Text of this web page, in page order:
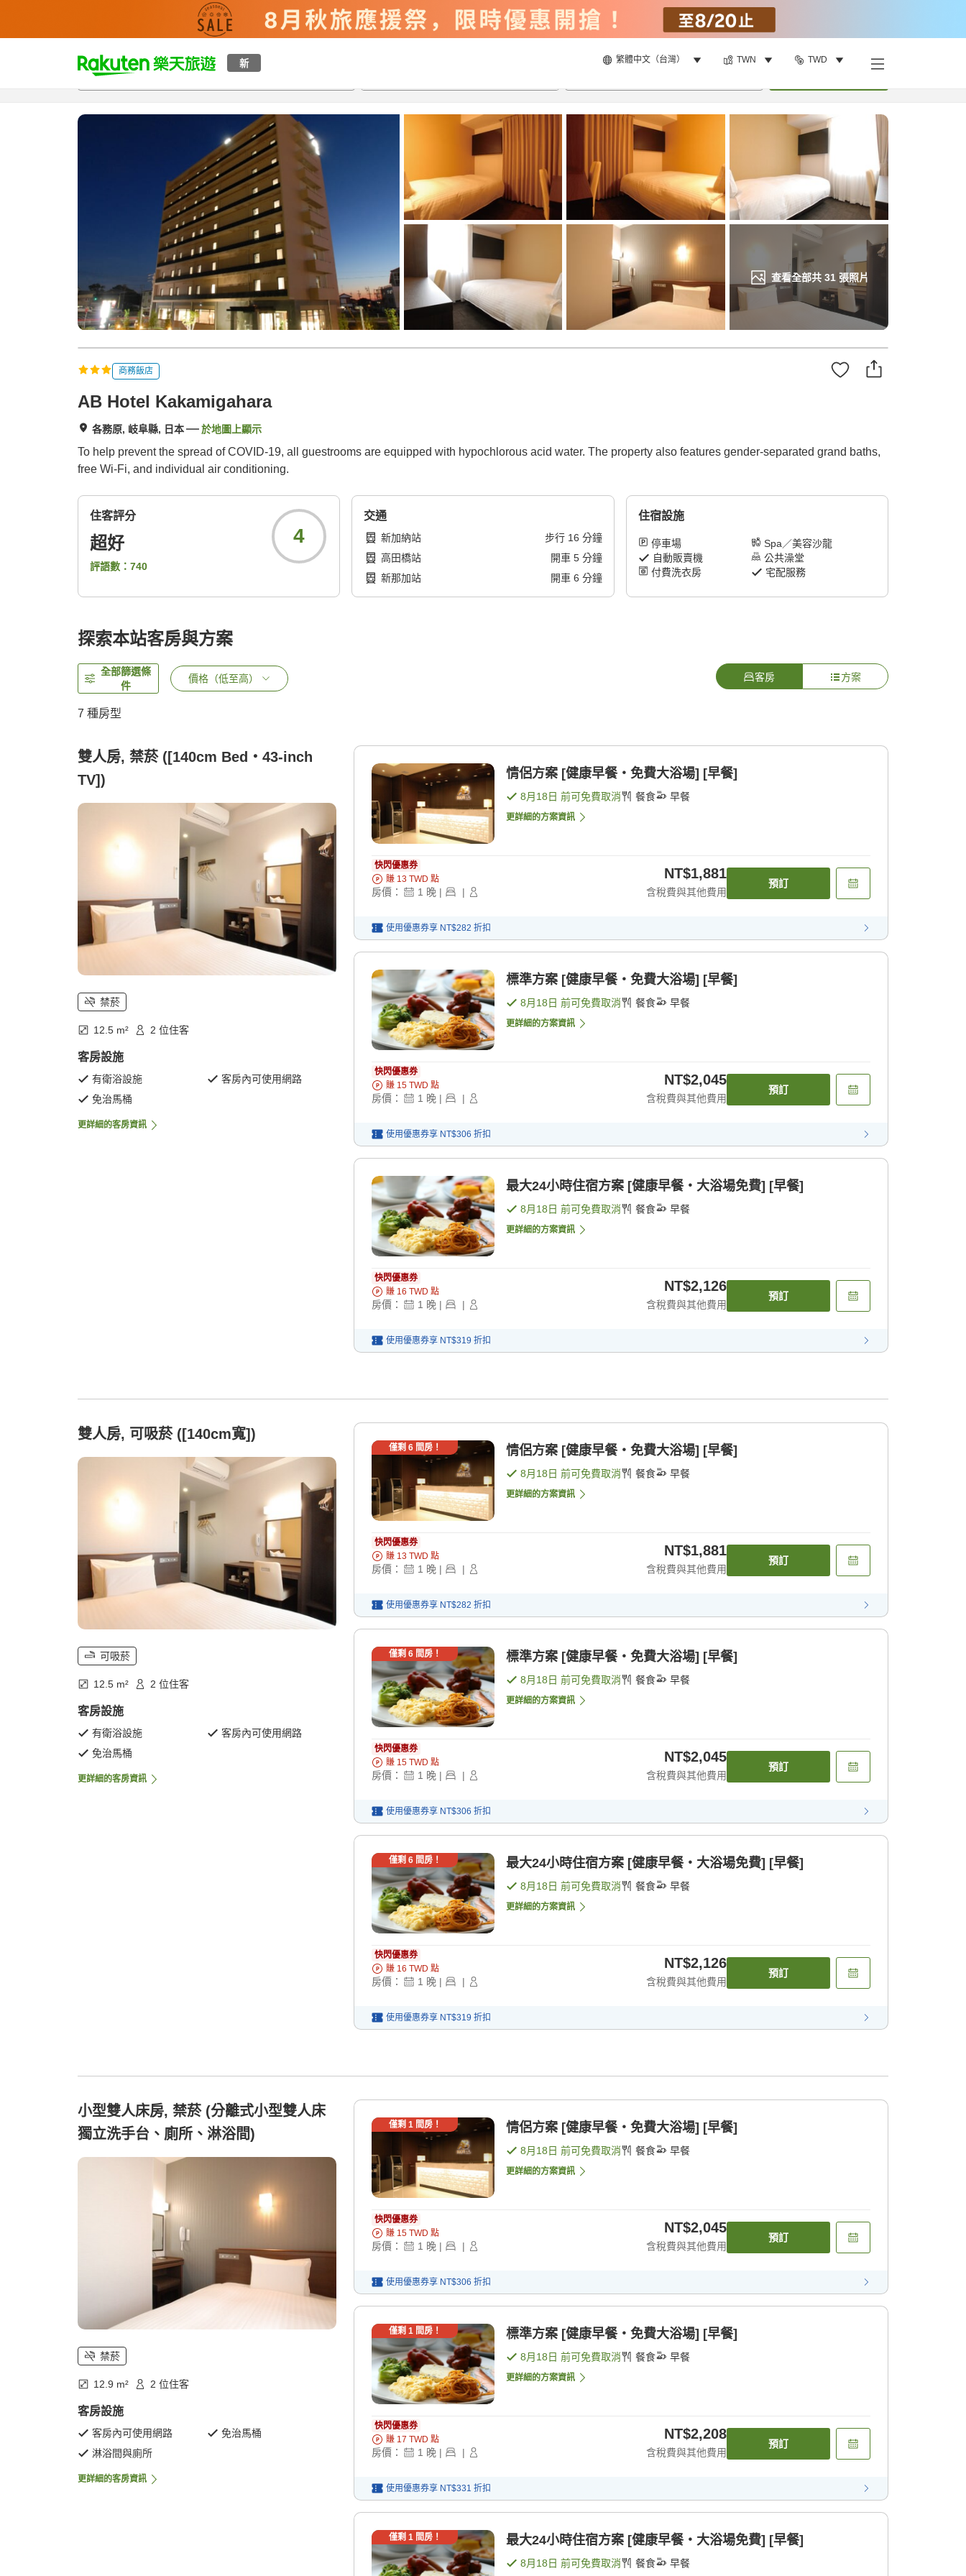
新 繁體中文（台灣） TWN TWD
t
p
a
查看全部共 31張照片
總覽客房與方案評語設施
商務飯店
AB Hotel Kakamigahara
各務原, 岐阜縣, 日本 於地圖上顯示
To help prevent the spread of COVID-19, all guestrooms are equipped with hypochlorous acid water. The property also features gender-separated grand baths,
free Wi-Fi, and individual air conditioning.
住客評分
超好
評語數： 740
4
交通
新加納站 步行 16 分鐘
高田橋站
開車 5分鐘
新那加站
開車 6 分鐘
住宿設施
停車場
Spa／美容沙龍
自動販賣機
公共澡堂
付費洗衣房
宅配服務
探索本站客房與方案
全部篩選條
件
價格（低至高） 客房 方案
7 種房型
雙人房, 禁菸 ([140cm Bed・43-inch
TV])
禁菸
12.5 m² 2 位住客
客房設施
有衛浴設施
客房內可使用網路
免治馬桶
更詳細的客房資訊
情侶方案 [健康早餐・免費大浴場] [早餐]
8月18日 前可免費取消 餐食 早餐
更詳細的方案資訊
快閃優惠券
賺 13 TWD 點
房價： 1 晚 | |
NT$1,881
含稅費與其他費用
預訂
使用優惠券享 NT$282 折扣
標準方案 [健康早餐・免費大浴場] [早餐]
8月18日 前可免費取消 餐食 早餐
更詳細的方案資訊
快閃優惠券
賺 15 TWD 點
房價： 1 晚 | |
NT$2,045
含稅費與其他費用
預訂
使用優惠券享 NT$306 折扣
最大24小時住宿方案 [健康早餐・大浴場免費] [早餐]
8月18日 前可免費取消 餐食 早餐
更詳細的方案資訊
快閃優惠券
賺 16 TWD 點
房價： 1 晚 | |
NT$2,126
含稅費與其他費用
預訂
使用優惠券享 NT$319 折扣
雙人房, 可吸菸 ([140cm寬])
可吸菸
12.5 m² 2 位住客
客房設施
有衛浴設施
客房內可使用網路
免治馬桶
更詳細的客房資訊
僅剩 6間房！ 情侶方案 [健康早餐・免費大浴場] [早餐]
8月18日 前可免費取消 餐食 早餐
更詳細的方案資訊
快閃優惠券
賺 13 TWD 點
房價： 1 晚 | |
NT$1,881
含稅費與其他費用
預訂
使用優惠券享 NT$282 折扣
僅剩 6間房！ 標準方案 [健康早餐・免費大浴場] [早餐]
8月18日 前可免費取消 餐食 早餐
更詳細的方案資訊
快閃優惠券
賺 15 TWD 點
房價： 1 晚 | |
NT$2,045
含稅費與其他費用
預訂
使用優惠券享 NT$306 折扣
僅剩 6間房！ 最大24小時住宿方案 [健康早餐・大浴場免費] [早餐]
8月18日 前可免費取消 餐食 早餐
更詳細的方案資訊
快閃優惠券
賺 16 TWD 點
房價： 1 晚 | |
NT$2,126
含稅費與其他費用
預訂
使用優惠券享 NT$319 折扣
小型雙人床房, 禁菸 (分離式小型雙人床
獨立洗手台、廁所、淋浴間)
禁菸
12.9 m² 2 位住客
客房設施
客房內可使用網路
免治馬桶
淋浴間與廁所
更詳細的客房資訊
僅剩 1間房！ 情侶方案 [健康早餐・免費大浴場] [早餐]
8月18日 前可免費取消 餐食 早餐
更詳細的方案資訊
快閃優惠券
賺 15 TWD 點
房價： 1 晚 | |
NT$2,045
含稅費與其他費用
預訂
使用優惠券享 NT$306 折扣
僅剩 1間房！ 標準方案 [健康早餐・免費大浴場] [早餐]
8月18日 前可免費取消 餐食 早餐
更詳細的方案資訊
快閃優惠券
賺 17 TWD 點
房價： 1 晚 | |
NT$2,208
含稅費與其他費用
預訂
使用優惠券享 NT$331 折扣
僅剩 1間房！ 最大24小時住宿方案 [健康早餐・大浴場免費] [早餐]
8月18日 前可免費取消 餐食 早餐